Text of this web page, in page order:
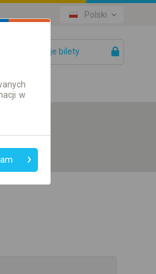
Polski
Twoje bilety
w